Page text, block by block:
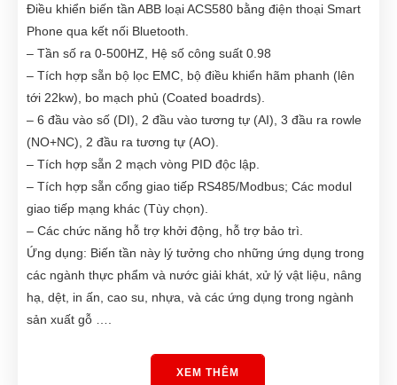
Điều khiển biến tần ABB loại ACS580 bằng điện thoại Smart
Phone qua kết nối Bluetooth.
– Tần số ra 0-500HZ, Hệ số công suất 0.98
– Tích hợp sẵn bộ lọc EMC, bộ điều khiển hãm phanh (lên
tới 22kw), bo mạch phủ (Coated boadrds).
– 6 đầu vào số (DI), 2 đầu vào tương tự (AI), 3 đầu ra rowle
(NO+NC), 2 đầu ra tương tự (AO).
– Tích hợp sẵn 2 mạch vòng PID độc lập.
– Tích hợp sẵn cổng giao tiếp RS485/Modbus; Các modul
giao tiếp mạng khác (Tùy chọn).
– Các chức năng hỗ trợ khởi động, hỗ trợ bảo trì.
Ứng dụng: Biến tần này lý tưởng cho những ứng dụng trong
các ngành thực phẩm và nước giải khát, xử lý vật liệu, nâng
hạ, dệt, in ấn, cao su, nhựa, và các ứng dụng trong ngành
sản xuất gỗ ….
XEM THÊM